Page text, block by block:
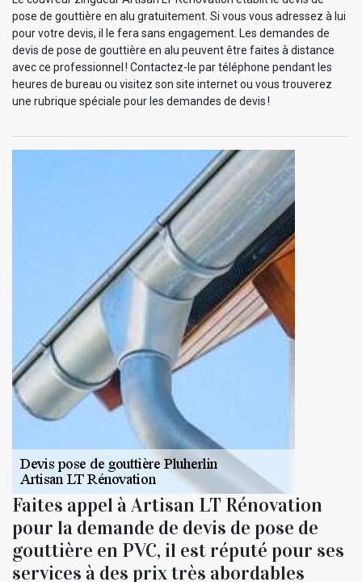
pose de gouttière en alu gratuitement. Si vous vous adressez à lui
pour votre devis, il le fera sans engagement. Les demandes de
devis de pose de gouttière en alu peuvent être faites à distance
avec ce professionnel ! Contactez-le par téléphone pendant les
heures de bureau ou visitez son site internet ou vous trouverez
une rubrique spéciale pour les demandes de devis !
Faites appel à Artisan LT Rénovation
pour la demande de devis de pose de
gouttière en PVC, il est réputé pour ses
services à des prix très abordables